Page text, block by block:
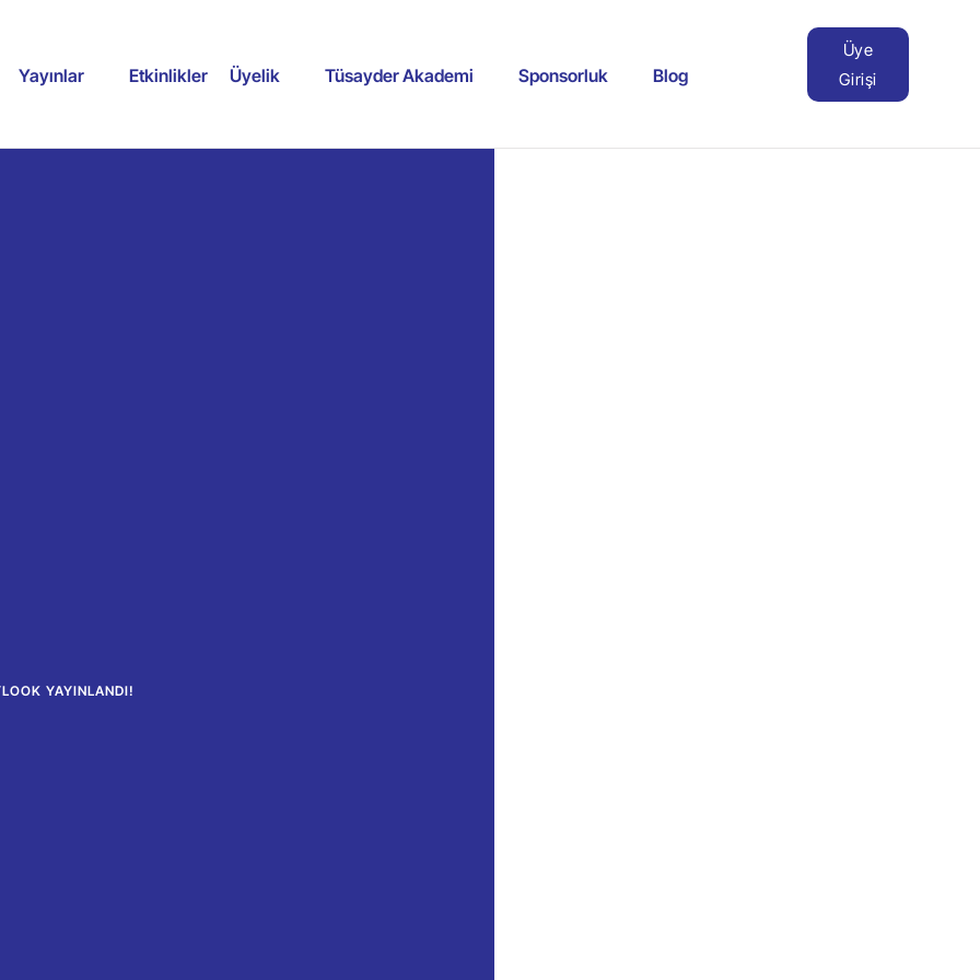
Yayınlar Etkinlikler Üyelik Tüsayder Akademi Sponsorluk Blog
Üye
Girişi
YAYINLANDI!